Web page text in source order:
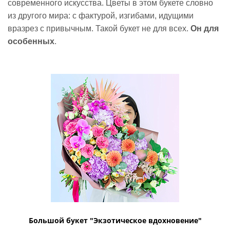
современного искусства. Цветы в этом букете словно
из другого мира: с фактурой, изгибами, идущими
вразрез с привычным. Такой букет не для всех. Он для
особенных.
Большой букет "Экзотическое вдохновение"